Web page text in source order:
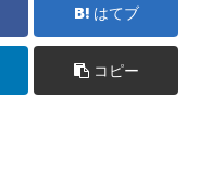
はてブ
コピー